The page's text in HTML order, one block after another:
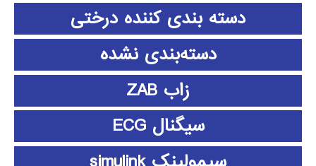
دسته بندی کننده درختی
دسته‌بندی نشده
زاب ZAB
سیگنال ECG